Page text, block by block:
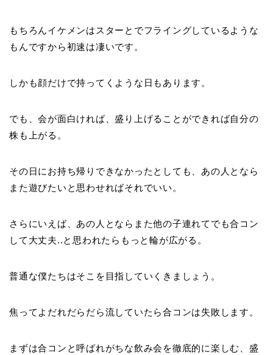
もちろんイケメンはスターとでフライングしているような
もんですから初速は凄いです。
しかも顔だけで持ってくような日もあります。
でも、会が面白ければ、盛り上げることができれば自分の
株も上がる。
その日にお持ち帰りできなかったとしても、あの人となら
また遊びたいと思わせればそれでいい。
さらにいえば、あの人とならまた他の子連れてでも合コン
して大丈夫..と思われたらもっと輪が広がる。
普通な僕たちはそこを目指していくきましょう。
焦ってよだれだらだら流していたら合コンは失敗します。
まずは合コンと呼ばれがちな飲み会を徹底的に楽しむ、盛